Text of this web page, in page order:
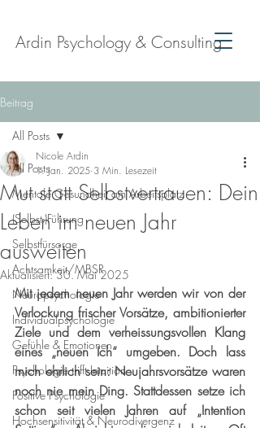
Ardin Psychology & Consulting
Beitrag
All Posts
Mentale Gesundheit am Arbeitsplatz
(Selbst-)Führung
Selbstfürsorge
Achtsamkeit/MBSR
Neuropsychologie
Individualpsychologie
Gefühle & Emotionen
Psychologie trifft Intuition
Positive Psychologie
Hochsensitivität & Neurodivergenz
All Posts
Mut statt Selbstvertrauen: Dein
Leben im neuen Jahr
ausweiten
Nicole Ardin
1. Jan. 2025 3 Min. Lesezeit
Aktualisiert:30. Mai 2025
Mit jedem neuen Jahr werden wir von der
Verlockung frischer Vorsätze, ambitionierter
Ziele und dem verheissungsvollen Klang
eines „neuen Ich“ umgeben. Doch lass
mich ehrlich sein: Neujahrsvorsätze waren
noch nie mein Ding. Stattdessen setze ich
schon seit vielen Jahren auf „Intention